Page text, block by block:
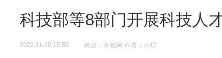
科技部等8部门开展科技人
2022-11-10 15:59 来源：央视网 作者：小瑞